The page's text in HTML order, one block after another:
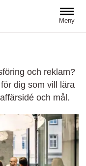
Meny
och reklam?
dig som vill lära
och mål.